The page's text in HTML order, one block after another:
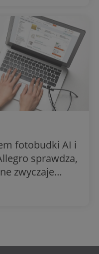
fotobudki AI i
sprawdza,
zwyczaje